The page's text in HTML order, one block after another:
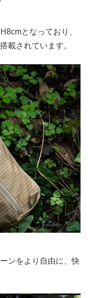
となっており、
載されています。
ンをより自由に、快